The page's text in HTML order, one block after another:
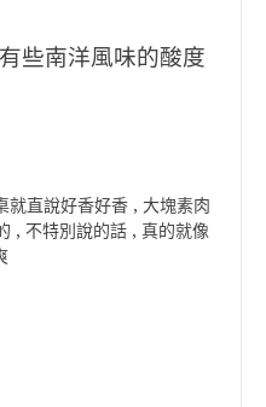
些南洋風味的酸度
就直說好香好香 , 大塊素肉
, 不特別說的話 , 真的就像